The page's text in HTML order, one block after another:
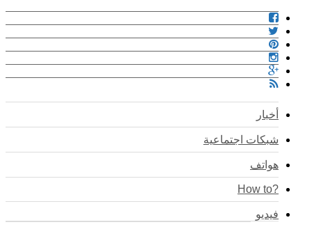
أخبار
شبكات اجتماعية
هواتف
?How to
فيديو